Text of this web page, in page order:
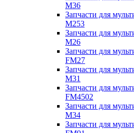
M36
Запчасти для
M253
Запчасти для
M26
Запчасти для
FM27
Запчасти для
M31
Запчасти для
FM4502
Запчасти для
M34
Запчасти для